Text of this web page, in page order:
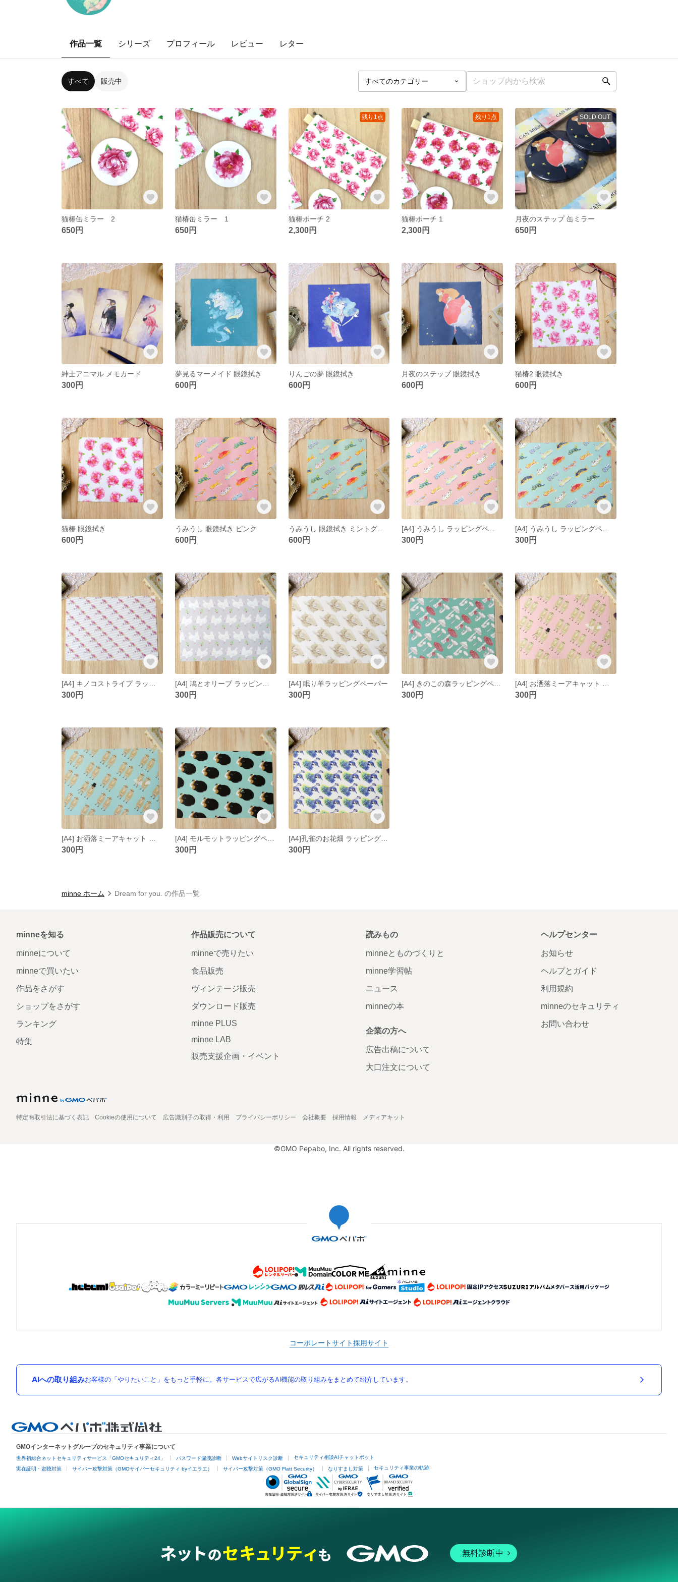
作品一覧 シリーズ プロフィール レビュー レター
すべて 販売中
猫椿缶ミラー 2
650円
猫椿缶ミラー 1
650円
残り1点
猫椿ポーチ 2
2,300円
残り1点
猫椿ポーチ 1
2,300円
SOLD OUT
月夜のステップ 缶ミラー
650円
紳士アニマル メモカード
300円
夢見るマーメイド 眼鏡拭き
600円
りんごの夢 眼鏡拭き
600円
月夜のステップ 眼鏡拭き
600円
猫椿2 眼鏡拭き
600円
猫椿 眼鏡拭き
600円
うみうし 眼鏡拭き ピンク
600円
うみうし 眼鏡拭き ミントグリーン
600円 300円 300円
300円 300円
[A4] 眠り羊ラッピングペーパー
300円 300円 300円
300円
[A4] モルモットラッピングペーパー
300円
[A4]孔雀のお花畑 ラッピングペーパー
300円
minne ホーム Dream for you. の作品一覧
minneを知る
minneについて
minneで買いたい
作品をさがす
ショップをさがす
ランキング
特集
作品販売について
minneで売りたい
食品販売
ヴィンテージ販売
ダウンロード販売
minne PLUS
minne LAB
販売支援企画・イベント
読みもの
minneとものづくりと
minne学習帖
ニュース
minneの本
企業の方へ
広告出稿について
大口注文について
ヘルプセンター
お知らせ
ヘルプとガイド
利用規約
minneのセキュリティ
お問い合わせ
特定商取引法に基づく表記 Cookieの使用について 広告識別子の取得・利用 プライバシーポリシー 会社概要 採用情報 メディアキット
©GMO Pepabo, Inc. All rights reserved.
コーポレートサイト採用サイト
AIへの取り組みお客様の「やりたいこと」をもっと手軽に。各サービスで広がるAI機能の取り組みをまとめて紹介しています。
GMOインターネットグループのセキュリティ事業について
世界初総合ネットセキュリティサービス「GMOセキュリティ24」 パスワード漏洩診断 Webサイトリスク診断 セキュリティ相談AIチャットボット
実在証明・盗聴対策 サイバー攻撃対策（GMOサイバーセキュリティ byイエラエ） サイバー攻撃対策（GMO Flatt Security） なりすまし対策 セキュリティ事業の軌跡
無料診断中